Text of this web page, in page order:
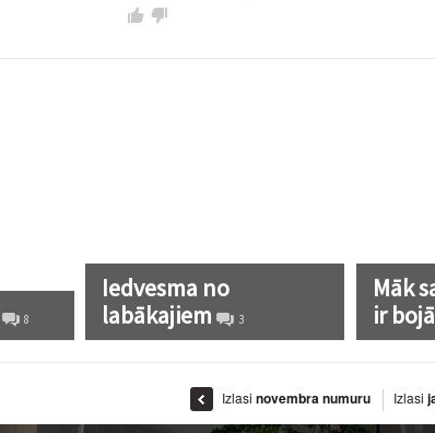
8
Iedvesma no
labākajiem
3
Māk
ir
Izlasi novembra numuru Izlasi